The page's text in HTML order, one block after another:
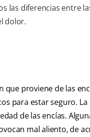
las diferencias entre
dolor.
proviene de las
para estar seguro. La
de las encías.
mal aliento, de